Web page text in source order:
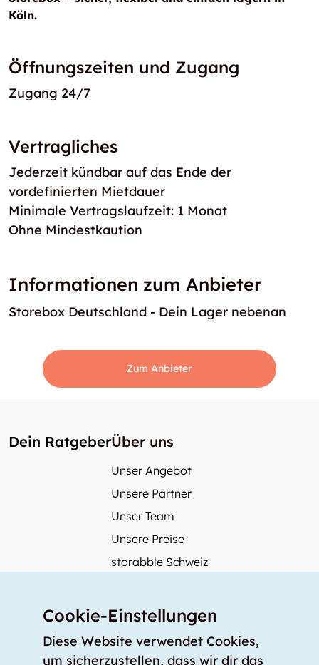
Köln.
Öffnungszeiten und Zugang
Zugang 24/7
Vertragliches
Jederzeit kündbar auf das Ende der
vordefinierten Mietdauer
Minimale Vertragslaufzeit: 1 Monat
Ohne Mindestkaution
Informationen zum Anbieter
Storebox Deutschland - Dein Lager nebenan
Zum Anbieter
Dein RatgeberÜber uns
Unser Angebot
Unsere Partner
Unser Team
Unsere Preise
storabble Schweiz
Mehr über storabble
Medienbeiträge
Cookie-Einstellungen
Diese Website verwendet Cookies,
um sicherzustellen, dass wir dir das